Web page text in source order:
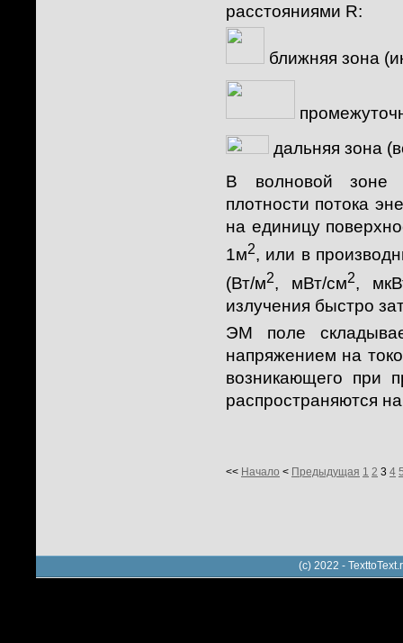
расстояниями R:
ближняя зона
дальняя зона
В волновой зоне
плотности потока
на единицу
1м2, или в
(Вт/м2, мВт/см2,
излучения быстро
ЭМ поле
напряжением на
возникающего при
распространяются
<< Начало < Предыдущая 1 2 3 4
(c) 2022 -